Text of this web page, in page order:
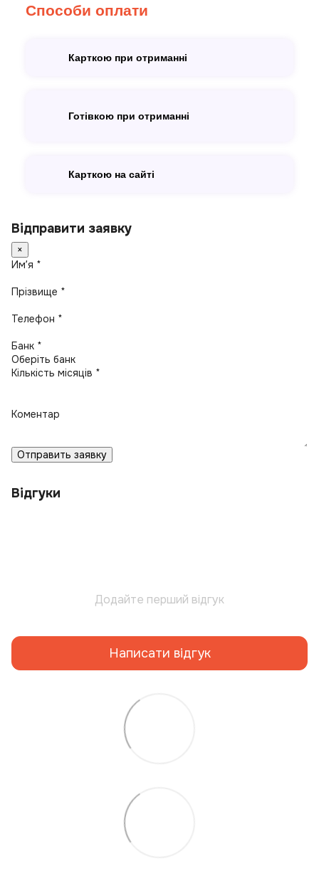
Способи оплати
Карткою при отриманні
Готівкою при отриманні
Карткою на сайті
Відправити заявку
×
Имʼя *
Прізвище *
Телефон *
Банк *
Кількість місяців *
Коментар
Отправить заявку
Відгуки
Додайте перший відгук
Написати відгук